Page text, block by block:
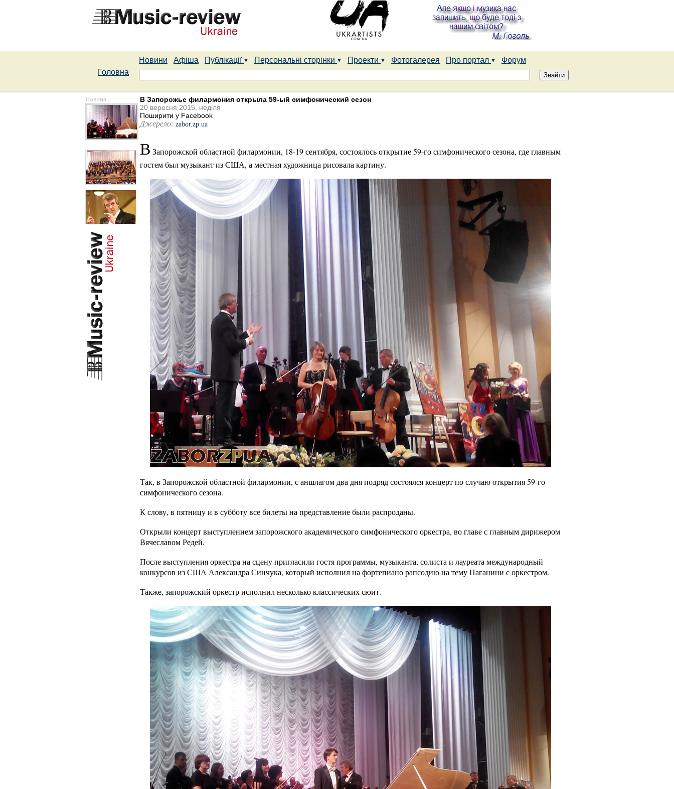
Новини Афіша Публікації Персональні сторінки Проекти Фотогалерея Про портал
Форум
Головна
Новина
В Запорожье филармония открыла 59-ый симфонический сезон
20 вересня 2015, неділя
Поширити у Facebook
Джерело: zabor.zp.ua
В Запорожской областной филармонии, 18-19 сентября, состоялось открытие 59-го симфонического сезона, где главным
гостем был музыкант из США, а местная художница рисовала картину.
Так, в Запорожской областной филармонии, с аншлагом два дня подряд состоялся концерт по случаю открытия 59-го
симфонического сезона.
К слову, в пятницу и в субботу все билеты на представление были распроданы.
Открыли концерт выступлением запорожского академического симфонического оркестра, во главе с главным дирижером
Вячеславом Редей.
После выступления оркестра на сцену пригласили гостя программы, музыканта, солиста и лауреата международный
конкурсов из США Александра Синчука, который исполнил на фортепиано рапсодию на тему Паганини с оркестром.
Также, запорожский оркестр исполнил несколько классических сюит.